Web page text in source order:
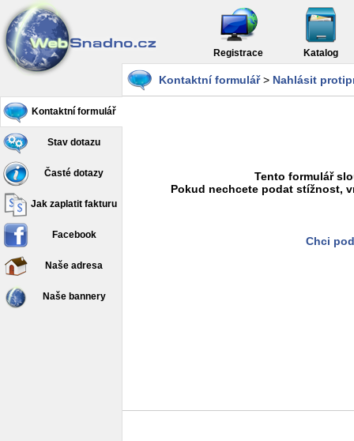
Registrace Katalog
Kontaktní formulář
Stav dotazu
Časté dotazy
Jak zaplatit fakturu
Facebook
Naše adresa
Naše bannery
Kontaktní formulář> Nahlásit
Tento formulář
Pokud nechcete podat stížnost,
Chci